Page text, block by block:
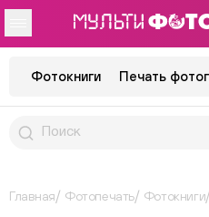
Фотокниги Печать
Главная Фотопечать Фотокниги